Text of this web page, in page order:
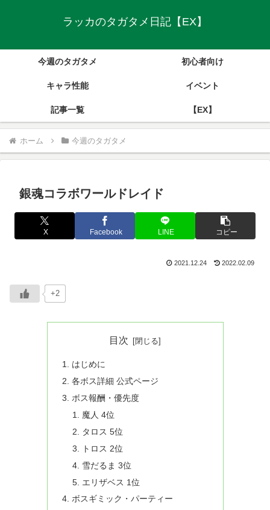
ラッカのタガタメ日記【EX】
今週のタガタメ 初心者向け
キャラ性能 イベント
記事一覧 【EX】
ホーム 今週のタガタメ
銀魂コラボワールドレイド
X Facebook LINE コピー
2021.12.24 2022.02.09
+2
目次
はじめに
各ボス詳細 公式ページ
ボス報酬・優先度
魔人 4位
タロス 5位
トロス 2位
雪だるま 3位
エリザベス 1位
ボスギミック・パーティー